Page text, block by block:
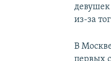
из-за
В